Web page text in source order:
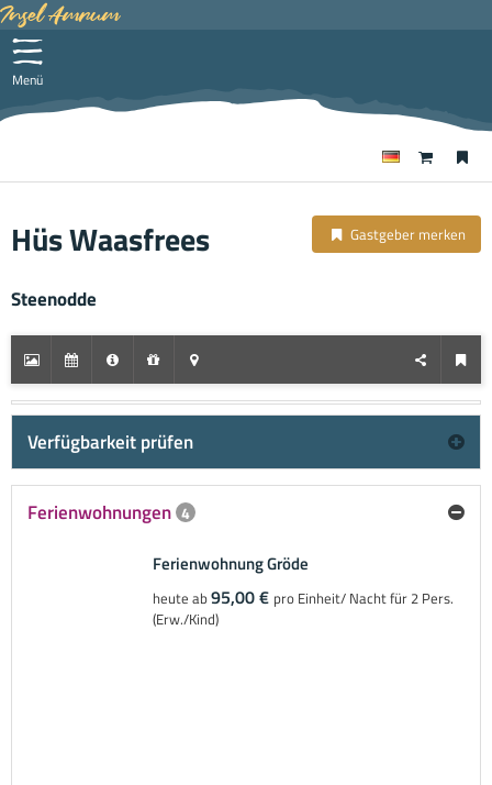
Menü
Insel Amrum
Hüs Waasfrees Gastgeber merken
Steenodde
Verfügbarkeit prüfen
Ferienwohnungen 4
Ferienwohnung Gröde
heute ab95,00 € pro Einheit/ Nacht für 2 Pers.
(Erw./Kind)